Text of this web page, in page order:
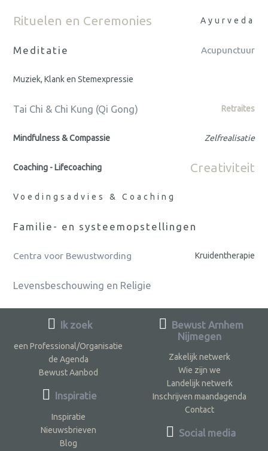
Rituelen en Ceremonies Ayurveda
Meditatie Acupunctuur
Muziek, Klank en Stemexpressie
Tai Chi & Chi Kung (Qi Gong) Retraites
Mindfulness & Compassie Zelfrealisatie
Coaching - Lifecoaching Creativiteit
Voedingsadvies & Coaching
Familie- en systeemopstellingen
Centra voor Bewustwording Kruidentherapie
Levensbeschouwing en Religie
Ik zoek
een Professional/Organisatie
de Agenda
Bewust Aanbod
Inspiratie
Inspiratie
Nieuwsbrieven
Blog
Bewust Arnhem
Nijmegen
Zakelijk netwerk
Wie zijn we
Landelijk netwerk
Inschrijven maandagenda
Contact
Social media